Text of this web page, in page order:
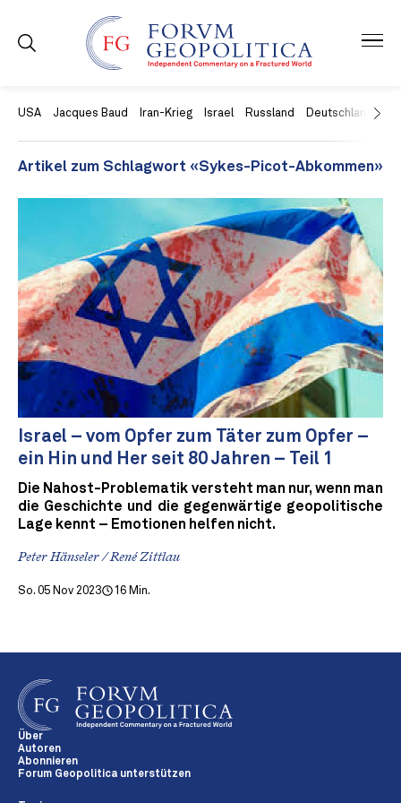
USA Jacques Baud Iran-Krieg Israel Russland Deutschland
Artikel zum Schlagwort «Sykes-Picot-Abkommen»
Israel – vom Opfer zum Täter zum Opfer –
ein Hin und Her seit 80 Jahren – Teil 1
Die Nahost-Problematik versteht man nur, wenn man
die Geschichte und die gegenwärtige geopolitische
Lage kennt – Emotionen helfen nicht.
Peter Hänseler / René Zittlau
So. 05 Nov 2023 16 Min.
Über
Autoren
Abonnieren
Forum Geopolitica unterstützen